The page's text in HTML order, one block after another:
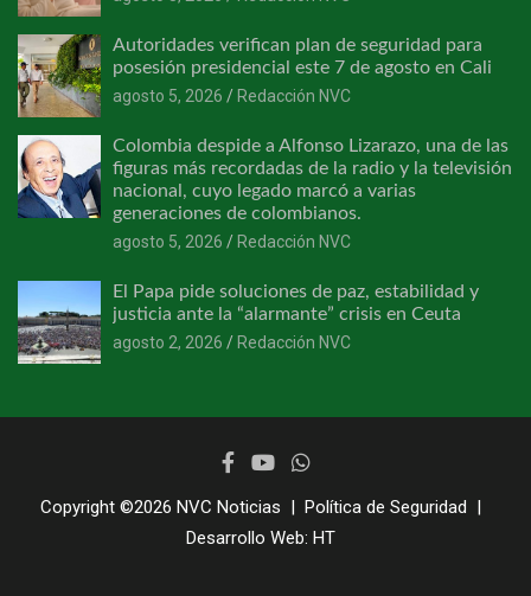
Autoridades verifican plan de seguridad para
posesión presidencial este 7 de agosto en Cali
agosto 5, 2026
Redacción NVC
Colombia despide a Alfonso Lizarazo, una de las
figuras más recordadas de la radio y la televisión
nacional, cuyo legado marcó a varias
generaciones de colombianos.
agosto 5, 2026
Redacción NVC
El Papa pide soluciones de paz, estabilidad y
justicia ante la “alarmante” crisis en Ceuta
agosto 2, 2026
Redacción NVC
Copyright ©2026 NVC Noticias
Política de Seguridad
Desarrollo Web: HT